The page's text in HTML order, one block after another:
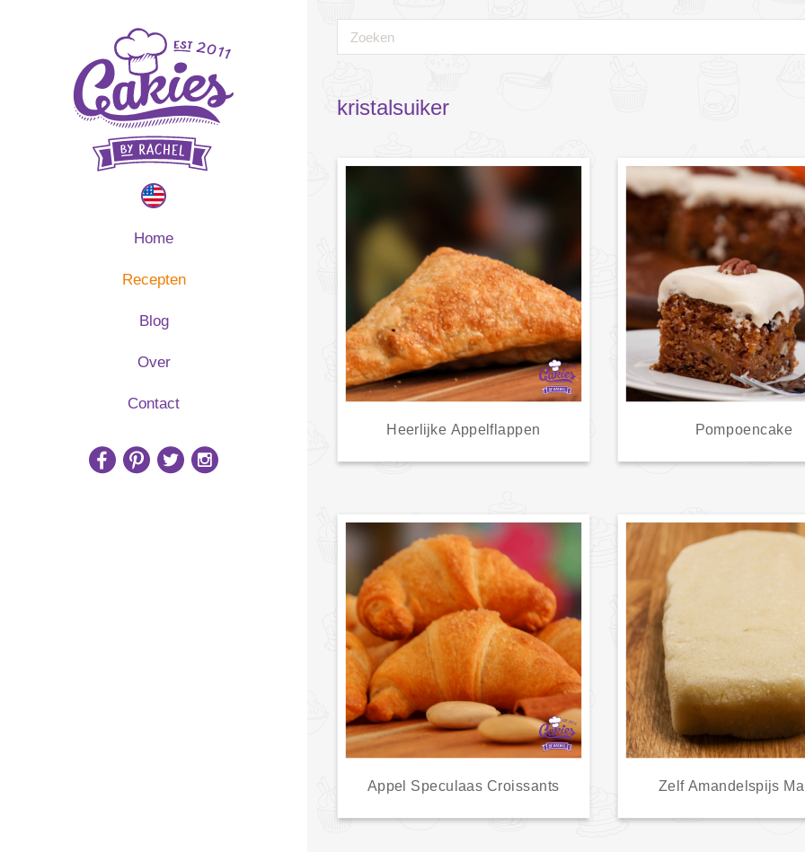
Home
Recepten
Blog
Over
Contact
kristalsuiker
Heerlijke Appelflappen Pompoencake
Appel Speculaas Croissants Zelf Amandelspijs